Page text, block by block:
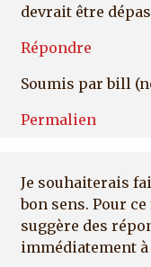
devrait être
Répondre
Soumis parbill
Permalien
Je souhaiterais
bon sens. Pour
suggère des
immédiatement